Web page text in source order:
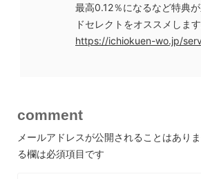
最高0.12％になるなど特典
ドセレクトをオススメします
https://ichiokuen-wo.jp/
comment
メールアドレスが公開されることはありま
る欄は必須項目です